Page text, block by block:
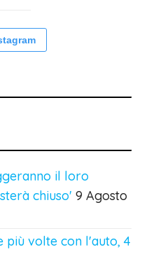
il loro
chiuso' 9 Agosto
più volte con l'auto, 4